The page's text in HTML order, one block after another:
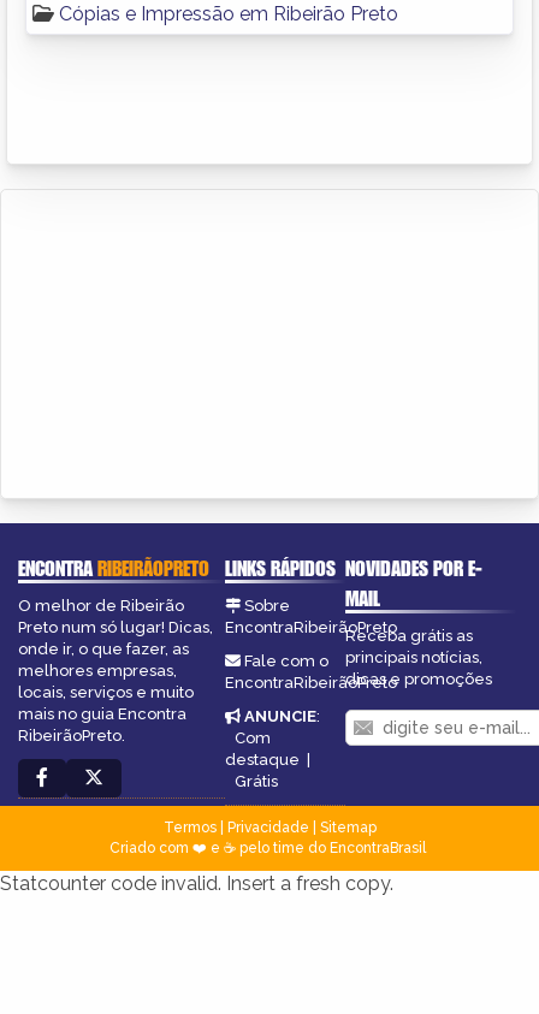
Cópias e Impressão em Ribeirão Preto
ENCONTRARIBEIRÃOPRETO
O melhor de Ribeirão
Preto num só lugar! Dicas,
onde ir, o que fazer, as
melhores empresas,
locais, serviços e muito
mais no guia Encontra
RibeirãoPreto.
LINKS RÁPIDOS
Sobre
EncontraRibeirãoPreto
Fale com o
EncontraRibeirãoPreto
ANUNCIE:
Com
destaque |
Grátis
NOVIDADES POR E-
MAIL
Receba grátis as
principais notícias,
dicas e promoções
Termos| Privacidade
Sitemap
Criado com ❤️ e ☕ pelo time do EncontraBrasil
Statcounter code invalid. Insert a fresh copy.